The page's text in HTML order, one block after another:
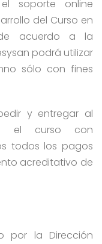
soporte online
del Curso en
acuerdo a la
podrá utilizar
sólo con fines
y entregar al
el curso con
todos los pagos
acreditativo de
por la Dirección